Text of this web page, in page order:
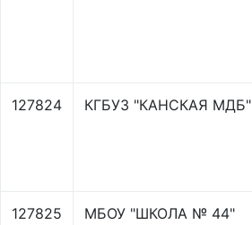
127824 КГБУЗ "КАНСКАЯ МДБ"
127825 МБОУ "ШКОЛА № 44"